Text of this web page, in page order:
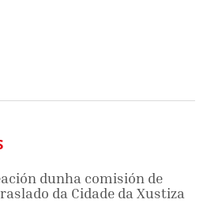
dunha comisión de
da Cidade da Xustiza